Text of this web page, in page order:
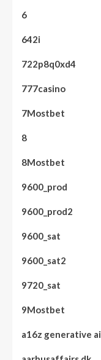
6
642i
722p8q0xd4
777casino
7Mostbet
8
8Mostbet
9600_prod
9600_prod2
9600_sat
9600_sat2
9720_sat
9Mostbet
a16z generative ai